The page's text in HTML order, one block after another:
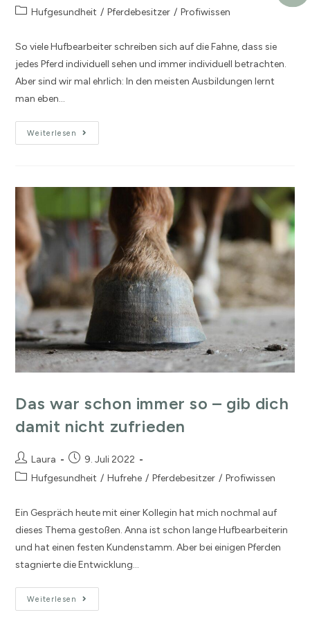
Hufgesundheit / Pferdebesitzer / Profiwissen
So viele Hufbearbeiter schreiben sich auf die Fahne, dass sie
jedes Pferd individuell sehen und immer individuell betrachten.
Aber sind wir mal ehrlich: In den meisten Ausbildungen lernt
man eben…
Weiterlesen
Das war schon immer so – gib dich
damit nicht zufrieden
Laura
9. Juli 2022
Hufgesundheit / Hufrehe / Pferdebesitzer / Profiwissen
Ein Gespräch heute mit einer Kollegin hat mich nochmal auf
dieses Thema gestoßen. Anna ist schon lange Hufbearbeiterin
und hat einen festen Kundenstamm. Aber bei einigen Pferden
stagnierte die Entwicklung…
Weiterlesen